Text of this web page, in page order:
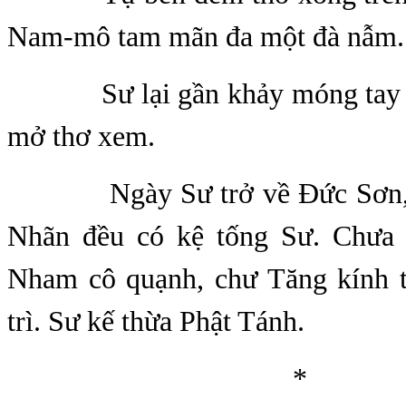
Nam-mô tam mãn đa một đà nẫm.
Sư lại gần khảy móng tay
mở thơ xem.
Ngày Sư trở về Đức Sơn,
Nhãn đều có kệ tống Sư.
Nham cô quạnh, chư Tăng
trì. Sư kế thừa Phật Tánh.
*